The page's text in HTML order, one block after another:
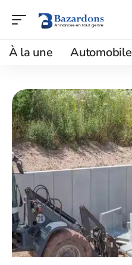
À la une Automobile